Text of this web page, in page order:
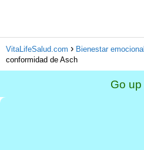
VitaLifeSalud.com Bienestar emocional
conformidad de Asch
Go up